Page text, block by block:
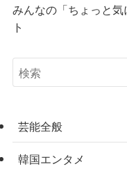
みんなの「ちょっと
ト
芸能全般
韓国エンタメ